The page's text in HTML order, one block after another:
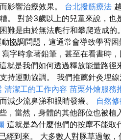
影響治療效果。 台北撥筋療法
。 對於3歲以上的兒童來說，也
難是由於無法爬行和攀爬造成的
協調問題，這通常會導致學習困
字時拿著鉛筆，甚至在看書時，
就是我們如何透過釋放能量路徑
持運動協調。 我們推薦針灸埋
清潔工的工作內容 苗栗外燴服務
減少流鼻涕和眼睛發癢。
自然
，當然，身體的其他部位也被植
這就是為什麼他們的按摩不能取
經到來。 大多數人對豚草過敏